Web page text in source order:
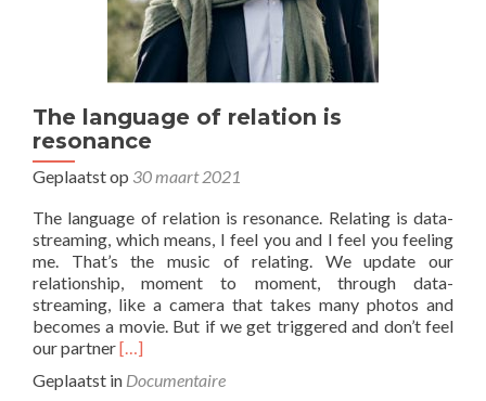
The language of relation is
resonance
Geplaatst op 30 maart 2021
The language of relation is resonance. Relating is data-
streaming, which means, I feel you and I feel you feeling
me. That’s the music of relating. We update our
relationship, moment to moment, through data-
streaming, like a camera that takes many photos and
becomes a movie. But if we get triggered and don’t feel
our partnerLees
overThe
[…]
Geplaatst in Documentaire